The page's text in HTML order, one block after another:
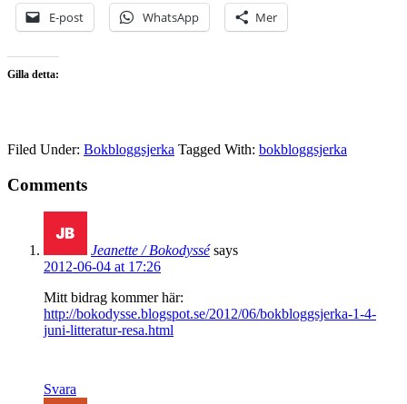
E-post WhatsApp Mer
Gilla detta:
Filed Under: Bokbloggsjerka Tagged With: bokbloggsjerka
Comments
Jeanette / Bokodyssé says
2012-06-04 at 17:26
Mitt bidrag kommer här:
http://bokodysse.blogspot.se/2012/06/bokbloggsjerka-1-4-
juni-litteratur-resa.html
Svara